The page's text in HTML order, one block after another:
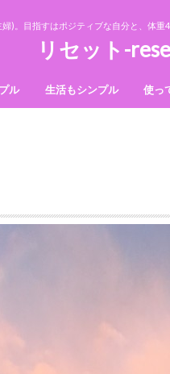
)。目指すはポジティブな自分と、体
リセット-
ル 生活もシンプル 使っ